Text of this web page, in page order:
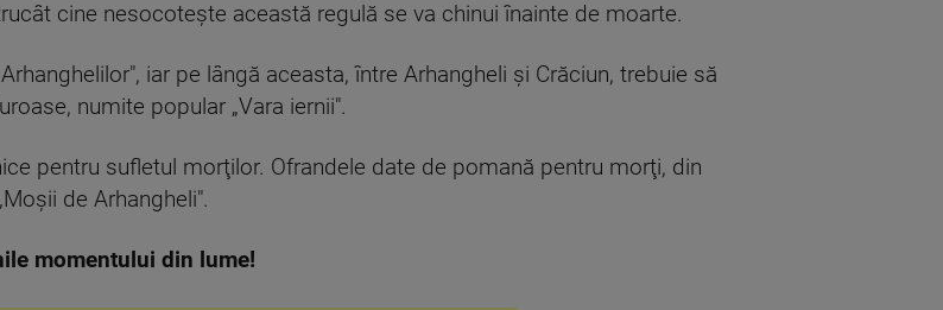
cine nesocoteşte această regulă se va chinui înainte de moarte.
iar pe lângă aceasta, între Arhangheli şi Crăciun, trebuie să
numite popular „Vara iernii".
pentru sufletul morţilor. Ofrandele date de pomană pentru morţi, din
de Arhangheli".
momentului din lume!